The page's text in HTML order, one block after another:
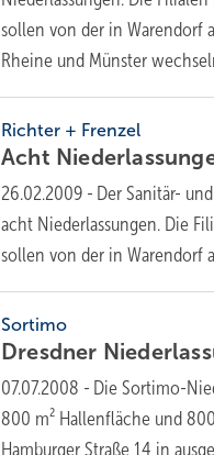
sollen von der in Warendorf
Rheine und Münster
Richter + Frenzel
Acht
26.02.2009 - Der Sanitär-
acht Niederlassungen. Die
sollen von der in Warendorf
Sortimo
Dresdner
07.07.2008 - Die Sortimo-
800 m² Hallenfläche und
Hamburger Straße 14 in